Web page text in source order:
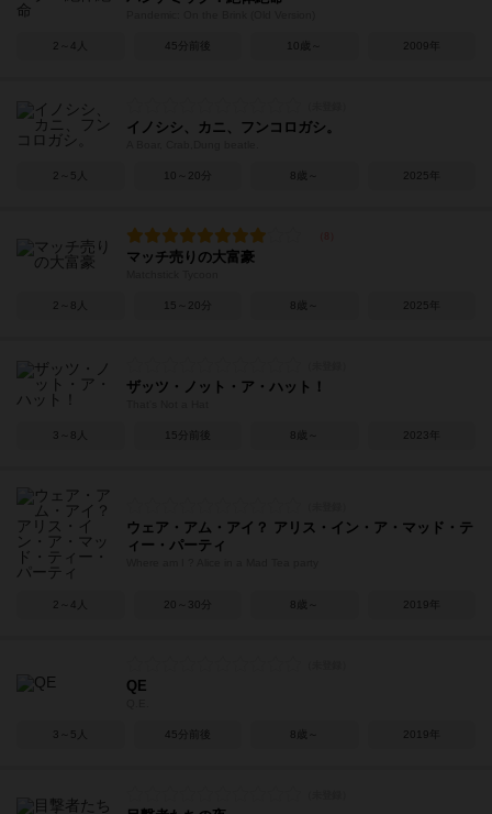
2～4人 45分前後 10歳～ 2009年
イノシシ、カニ、フンコロガシ。
2～5人 10～20分 8歳～ 2025年
マッチ売りの大富豪
2～8人 15～20分 8歳～ 2025年
ザッツ・ノット・ア・ハット！
3～8人 15分前後 8歳～ 2023年
ウェア・アム・アイ？ アリス・イン・ア・マッド・テ
ィー・パーティ
2～4人 20～30分 8歳～ 2019年
QE
3～5人 45分前後 8歳～ 2019年